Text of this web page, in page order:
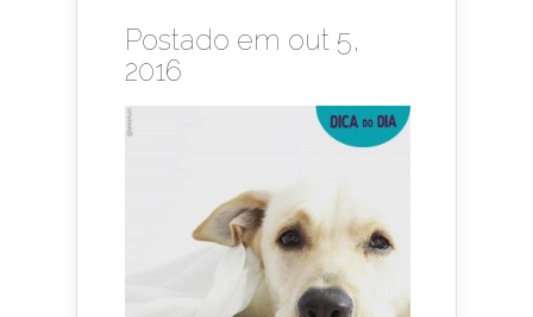
Postado em out 5,
2016